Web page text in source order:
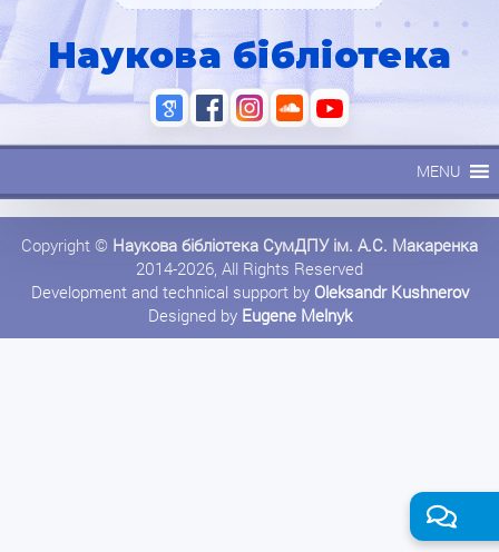
Наукова бібліотека
MENU
Copyright © Наукова бібліотека СумДПУ ім. А.С. Макаренка
2014-2026, All Rights Reserved
Development and technical support by Oleksandr Kushnerov
Designed by Eugene Melnyk